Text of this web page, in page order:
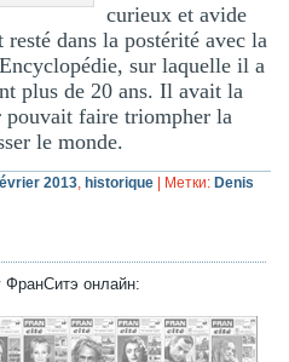
curieux et avide
resté dans la postérité avec la
sur laquelle il a
plus de 20 ans. Il avait la
pouvait faire triompher la
le monde.
2013, historique Метки: Denis
ФранСитэ онлайн: